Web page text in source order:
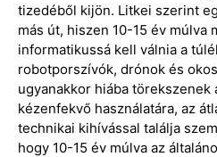
tizedéből kijön. Litkei szerint
más út, hiszen 10-15 év múlva
informatikussá kell válnia a
robotporszívók, drónok és
ugyanakkor hiába
kézenfekvő használatára, az
technikai kihívással találja
hogy 10-15 év múlva az